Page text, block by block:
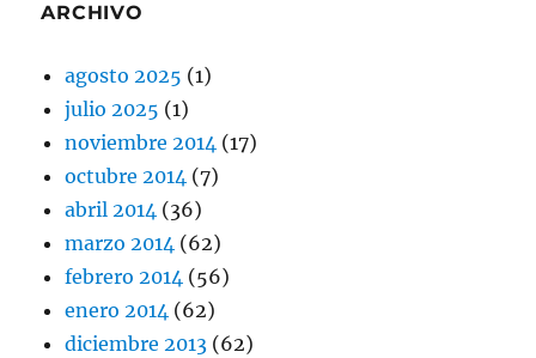
ARCHIVO
agosto 2025 (1)
julio 2025 (1)
noviembre 2014 (17)
octubre 2014 (7)
abril 2014 (36)
marzo 2014 (62)
febrero 2014 (56)
enero 2014 (62)
diciembre 2013 (62)